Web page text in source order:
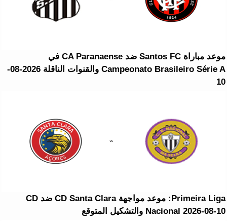
موعد مباراة Santos FC ضد CA Paranaense في
Campeonato Brasileiro Série A والقنوات الناقلة 2026-08-
10
Primeira Liga: موعد مواجهة CD Santa Clara ضد CD
Nacional 2026-08-10 والتشكيل المتوقع